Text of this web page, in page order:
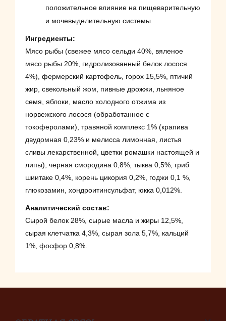
положительное влияние на пищеварительную
и мочевыделительную системы.
Ингредиенты:
Мясо рыбы (свежее мясо сельди 40%, вяленое
мясо рыбы 20%, гидролизованный белок лосося
4%), фермерский картофель, горох 15,5%, птичий
жир, свекольный жом, пивные дрожжи, льняное
семя, яблоки, масло холодного отжима из
норвежского лосося (обработанное с
токоферолами), травяной комплекс 1% (крапива
двудомная 0,23% и мелисса лимонная, листья
сливы лекарственной, цветки ромашки настоящей и
липы), черная смородина 0,8%, тыква 0,5%, гриб
шиитаке 0,4%, корень цикория 0,2%, годжи 0,1 %,
глюкозамин, хондроитинсульфат, юкка 0,012%.
Аналитический состав:
Сырой белок 28%, сырые масла и жиры 12,5%,
сырая клетчатка 4,3%, сырая зола 5,7%, кальций
1%, фосфор 0,8%.